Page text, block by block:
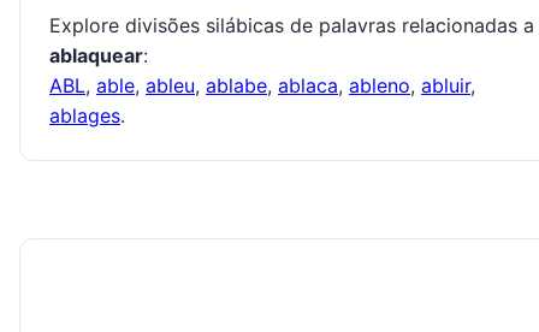
Explore divisões silábicas de palavras relacionadas a
ablaquear:
ABL, able, ableu, ablabe, ablaca, ableno, abluir,
ablages.